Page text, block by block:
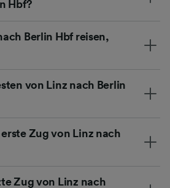
Hbf?
Berlin Hbf reisen,
von Linz nach Berlin
Zug von Linz nach
Zug von Linz nach